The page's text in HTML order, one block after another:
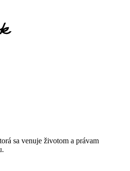
sa venuje životom a právam